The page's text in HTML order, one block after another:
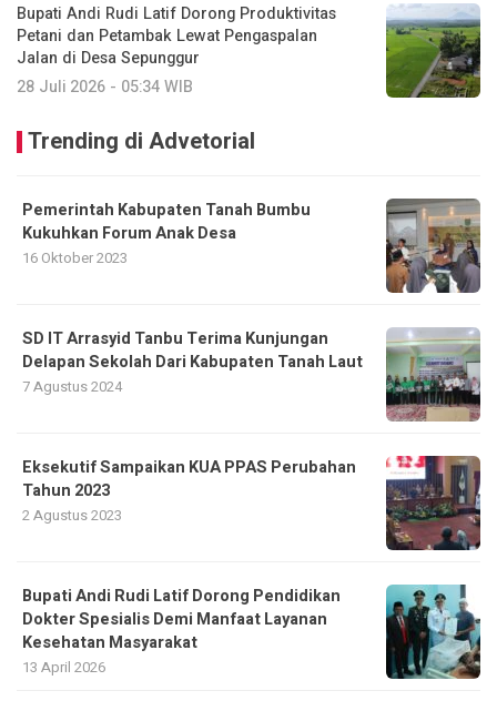
Bupati Andi Rudi Latif Dorong Produktivitas
Petani dan Petambak Lewat Pengaspalan
Jalan di Desa Sepunggur
28 Juli 2026 - 05:34 WIB
Trending di Advetorial
Pemerintah Kabupaten Tanah Bumbu
Kukuhkan Forum Anak Desa
16 Oktober 2023
SD IT Arrasyid Tanbu Terima Kunjungan
Delapan Sekolah Dari Kabupaten Tanah Laut
7 Agustus 2024
Eksekutif Sampaikan KUA PPAS Perubahan
Tahun 2023
2 Agustus 2023
Bupati Andi Rudi Latif Dorong Pendidikan
Dokter Spesialis Demi Manfaat Layanan
Kesehatan Masyarakat
13 April 2026